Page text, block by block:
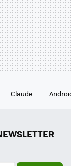
Claude